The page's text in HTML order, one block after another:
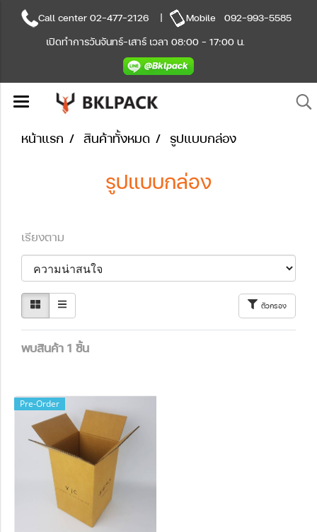
Call center 02-477-2126 | Mobile 092-993-5585
เปิดทำการวันจันทร์-เสาร์ เวลา 08:00 - 17:00 น.
หน้าแรก สินค้าทั้งหมด รูปแบบกล่อง
รูปแบบกล่อง
เรียงตาม
ตัวกรอง
พบสินค้า 1 ชิ้น
Pre-Order